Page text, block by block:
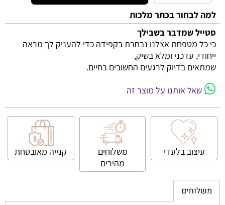
למה לבחור בכתר מלכות
סטייל שמדבר בשבילך
כי כל מטפחת אצלנו נבחרת בקפידה כדי להעניק לך מראה
ייחודי, עדכני ומלא בשיק,
שמתאים בדיוק לרגעים החשובים בחיים.
שאל אותנו על מוצר זה
עיצוב בלעדי
משלוחים
מהירים
קנייה מאובטחת
משלוחים